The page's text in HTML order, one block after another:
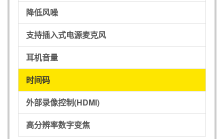
降低风噪
支持插入式电源麦克风
耳机音量
时间码
外部录像控制(HDMI)
高分辨率数字变焦